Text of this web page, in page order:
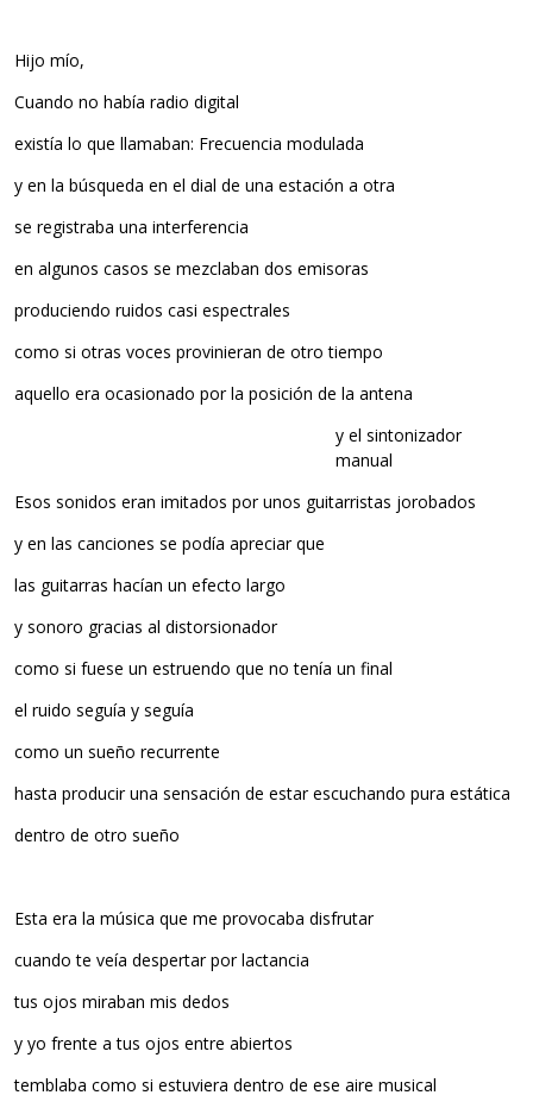
Hijo mío,
Cuando no había radio digital
existía lo que llamaban: Frecuencia modulada
y en la búsqueda en el dial de una estación a otra
se registraba una interferencia
en algunos casos se mezclaban dos emisoras
produciendo ruidos casi espectrales
como si otras voces provinieran de otro tiempo
aquello era ocasionado por la posición de la antena
y el sintonizador
manual
Esos sonidos eran imitados por unos guitarristas jorobados
y en las canciones se podía apreciar que
las guitarras hacían un efecto largo
y sonoro gracias al distorsionador
como si fuese un estruendo que no tenía un final
el ruido seguía y seguía
como un sueño recurrente
hasta producir una sensación de estar escuchando pura estática
dentro de otro sueño
Esta era la música que me provocaba disfrutar
cuando te veía despertar por lactancia
tus ojos miraban mis dedos
y yo frente a tus ojos entre abiertos
temblaba como si estuviera dentro de ese aire musical